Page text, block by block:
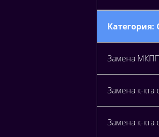
Категория:
Замена МКПП
Замена к-кта
Замена к-кта